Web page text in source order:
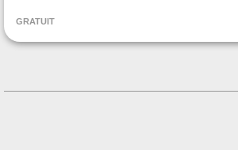
GRATUIT